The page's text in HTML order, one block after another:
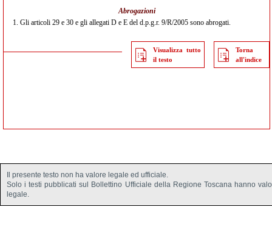
Abrogazioni
1. Gli articoli 29 e 30 e gli allegati D e E del d.p.g.r. 9/R/2005 sono abrogati.
Visualizza tutto
il testo
Torna
all'indice
Il presente testo non ha valore legale ed ufficiale.
Solo i testi pubblicati sul Bollettino Ufficiale della Regione Toscana hanno
legale.